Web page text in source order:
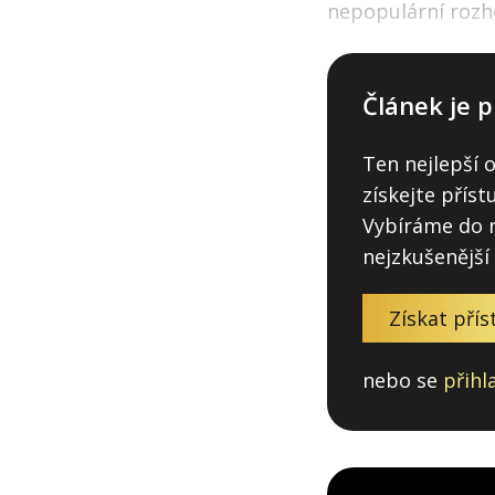
nepopulární
Článek je
Ten nejlepší
získejte
Vybíráme do
nejzkušenější
Získat
nebo se